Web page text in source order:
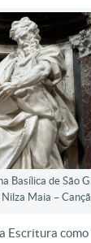
Basílica de São
Maia –
Escritura como